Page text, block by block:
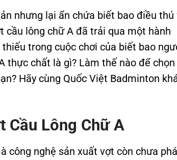
nhưng lại ẩn chứa biết bao điều thú
cầu lông chữ A đã trải qua một hành
trong cuộc chơi của biết bao
thực chất là gì? Làm thế nào để chọn
Hãy cùng Quốc Việt Badminton
Cầu Lông Chữ A
công nghệ sản xuất vợt còn chưa